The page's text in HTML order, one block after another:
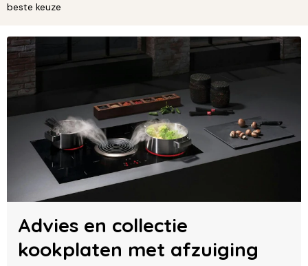
beste keuze
Advies en collectie
kookplaten met afzuiging